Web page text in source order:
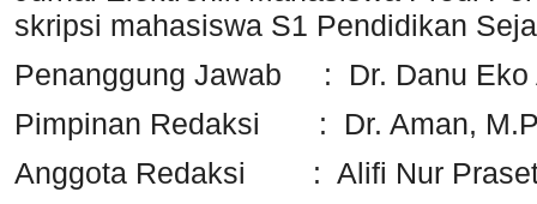
skripsi mahasiswa S1 Pendidikan
Penanggung Jawab : Dr. Danu Eko
Pimpinan Redaksi : Dr. Aman,
Anggota Redaksi : Alifi Nur